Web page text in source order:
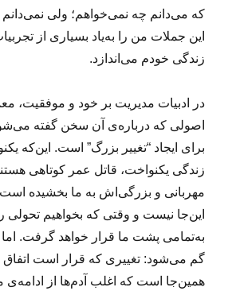
که می‌دانم چه نمی‌خواهم؛ ولی
این جملات من را به‌یاد بسیاری از
زندگی خودم می‌اندازد.
در ادبیات مدیریت بر خود و موفقیت،
اصولی که درباره‌ی آن سخن گفته
برای ایجاد “تغییر بزرگ” است. این‌که
زندگی یکنواخت، قاتل عمر کوتاهی
مهربانی و بزرگی‌اش به ما بخشیده
این‌جا نیست و وقتی که بخواهیم تحولی
به‌تمامی پشت ما قرار خواهد گرفت.
گم می‌شود: تغییری که قرار است
همین‌جا است که اغلب آدم‌ها از ادامه‌ی